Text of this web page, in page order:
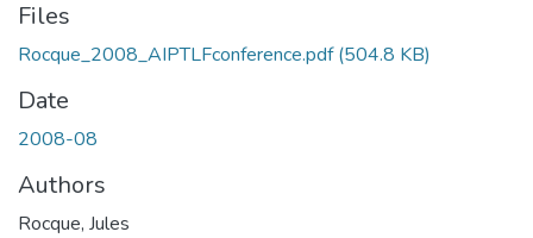
Files
Rocque_2008_AIPTLFconference.pdf(504.8 KB)
Date
2008-08
Authors
Rocque, Jules